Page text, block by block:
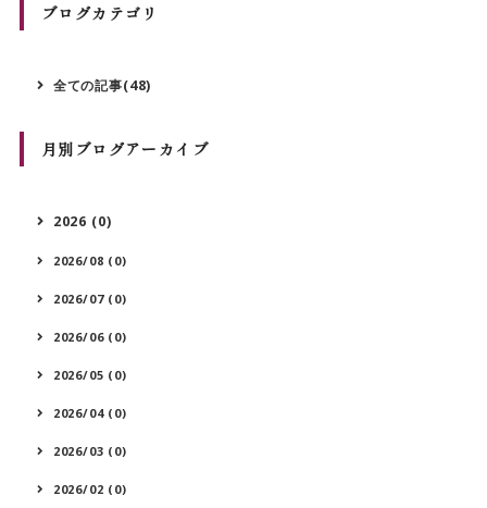
ブログカテゴリ
全ての記事(48)
月別ブログアーカイブ
2026 (0)
2026/08 (0)
2026/07 (0)
2026/06 (0)
2026/05 (0)
2026/04 (0)
2026/03 (0)
2026/02 (0)